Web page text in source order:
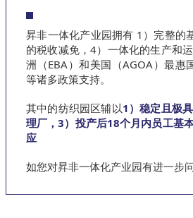
昇非一体化产业园拥有 1）完整的
的税收减免，4）一体化的生产和
洲（EBA）和美国（AGOA）最惠
等诸多政策支持。
其中的纺织园区辅以1）稳定且极
理厂，3）投产后18个月内员工基
应
如您对昇非一体化产业园有进一步